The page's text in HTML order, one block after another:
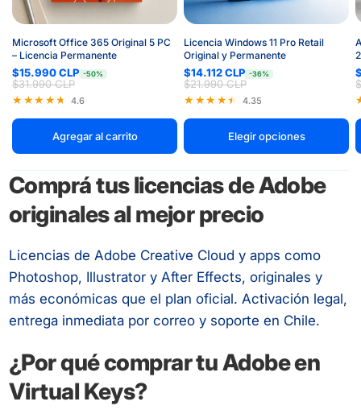
Microsoft Office 365 Original 5 PC
– Licencia Permanente
$15.990 CLP
$31.990 CLP
-50%
4.6
Agregar al carrito
Licencia Windows 11 Pro Retail
Original y Permanente
$14.112 CLP
$21.990 CLP
-36%
4.35
Elegir opciones
Comprá tus licencias de Adobe
originales al mejor precio
Licencias de Adobe Creative Cloud y apps como
Photoshop, Illustrator y After Effects, originales y
más económicas que el plan oficial. Activación legal,
entrega inmediata por correo y soporte en Chile.
¿Por qué comprar tu Adobe en
Virtual Keys?